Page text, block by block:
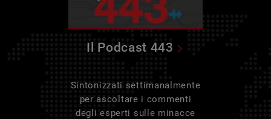
Il Podcast 443
Sintonizzati settimanalmente
per ascoltare i commenti
degli esperti sulle minacce